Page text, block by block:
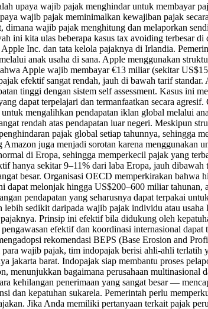
upaya wajib pajak menghindar untuk membayar
wajib pajak meminimalkan kewajiban pajak
dimana wajib pajak menghitung dan melaporkan
ini kita ulas beberapa kasus tax avoiding terbesar
Inc. dan tata kelola pajaknya di Irlandia.
anak usaha di sana. Apple menggunakan
Apple wajib membayar €13 miliar (sekitar
efektif sangat rendah, jauh di bawah tarif
tinggi dengan sistem self assessment. Kasus ini
dapat terpelajari dan termanfaatkan secara
mengalihkan pendapatan iklan global melalui
rendah atas pendapatan luar negeri. Meskipun
pajak global setiap tahunnya, sehingga
juga menjadi sorotan karena
di Eropa, sehingga memperkecil pajak yang
hanya sekitar 9–11% dari laba Eropa, jauh
besar. Organisasi OECD memperkirakan
dapat melonjak hingga US$200–600 miliar
pendapatan yang seharusnya dapat terpakai
lebih sedikit daripada wajib pajak individu atau
Prinsip ini efektif bila didukung oleh
efektif dan koordinasi internasional
rekomendasi BEPS (Base Erosion and
wajib pajak, tim indopajak berisi ahli-ahli
jakarta barat. Indopajak siap membantu proses
menunjukkan bagaimana perusahaan multinasional
kehilangan penerimaan yang sangat besar —
dan kepatuhan sukarela. Pemerintah perlu
Jika Anda memiliki pertanyaan terkait pajak